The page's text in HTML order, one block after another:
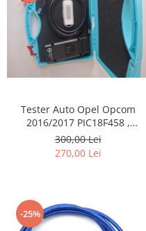
Tester Auto Opel Opcom
2016/2017 PIC18F458 ,
FT232RQ ,Firmware 1.39
300,00 Lei
270,00 Lei
-25%